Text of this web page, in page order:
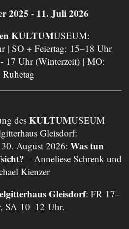
2025 - 11. Juli 2026
KULTUMUSEUM:
| SO + Feiertag: 15–18 Uhr
17 Uhr (Winterzeit) | MO:
Ruhetag
des KULTUMUSEUM
Gleisdorf:
August 2026: Was tun
– Anneliese Schrenk und
Kienzer
Gleisdorf: FR 17–
SA 10–12 Uhr.